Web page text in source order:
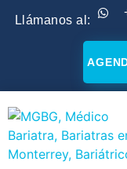
Llámanos al: